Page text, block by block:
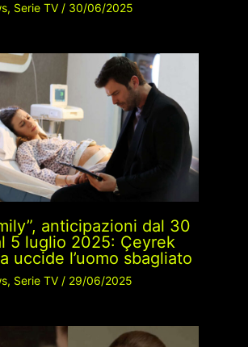
, Serie TV/ 30/06/2025
anticipazioni dal 30
5 luglio 2025: Çeyrek
uccide l’uomo sbagliato
, Serie TV/ 29/06/2025